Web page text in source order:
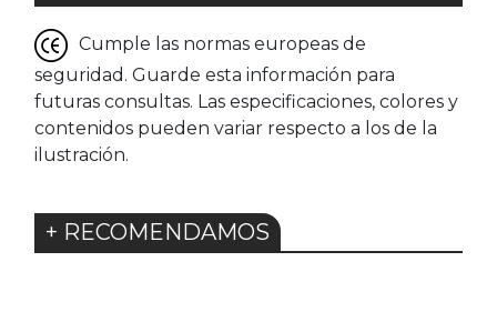
Cumple las normas europeas de
seguridad. Guarde esta información para
futuras consultas. Las especificaciones, colores y
contenidos pueden variar respecto a los de la
ilustración.
+ RECOMENDAMOS